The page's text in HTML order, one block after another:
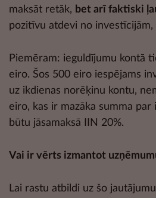
maksāt retāk, bet arī faktiski
pozitīvu atdevi no
Piemēram: ieguldījumu kontā
eiro. Šos 500 eiro iespējams
uz ikdienas norēķinu kontu,
eiro, kas ir mazāka summa
būtu jāsamaksā IIN 20%.
Vai ir vērts izmantot
Lai rastu atbildi uz šo